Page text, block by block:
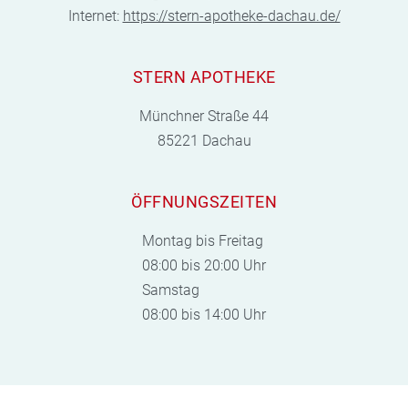
Internet: https://stern-apotheke-dachau.de/
STERN APOTHEKE
Münchner Straße 44
85221 Dachau
ÖFFNUNGSZEITEN
Montag bis Freitag
08:00 bis 20:00 Uhr
Samstag
08:00 bis 14:00 Uhr